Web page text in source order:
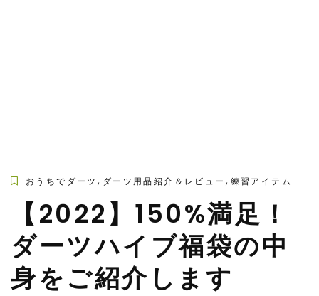
おうちでダーツ , ダーツ用品紹介＆レビュー , 練習アイテム
【2022】150%満足！
ダーツハイブ福袋の中
身をご紹介します